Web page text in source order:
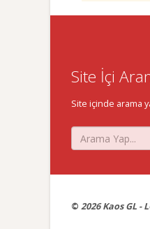
Site İçi
Site içinde arama
© 2026 Kaos GL -